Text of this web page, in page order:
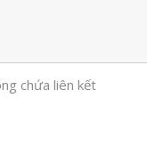
chứa liên kết